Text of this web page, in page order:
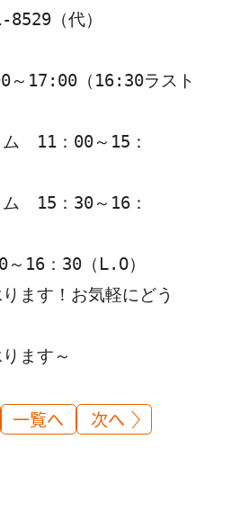
8529（代）
～17:00（16:30ラスト
　11：00～15：
　15：30～16：
～16：30（L.O）
ます！お気軽にどう
ます～
一覧へ 次へ